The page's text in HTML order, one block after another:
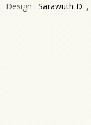
Design : Sarawuth D. ,